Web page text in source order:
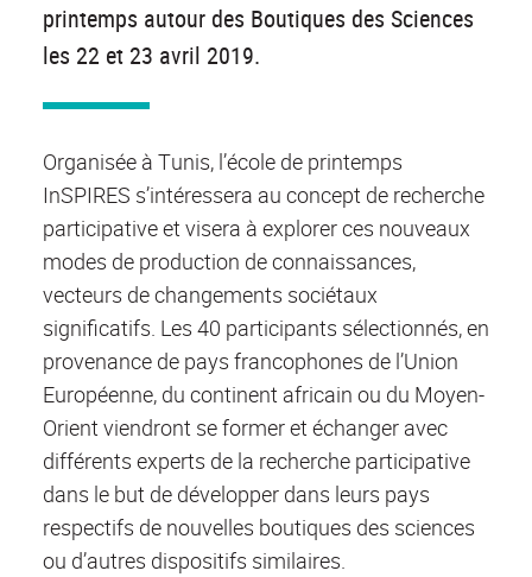
printemps autour des Boutiques des Sciences
les 22 et 23 avril 2019.
Organisée à Tunis, l’école de printemps
InSPIRES s’intéressera au concept de recherche
participative et visera à explorer ces nouveaux
modes de production de connaissances,
vecteurs de changements sociétaux
significatifs. Les 40 participants sélectionnés, en
provenance de pays francophones de l’Union
Européenne, du continent africain ou du Moyen-
Orient viendront se former et échanger avec
différents experts de la recherche participative
dans le but de développer dans leurs pays
respectifs de nouvelles boutiques des sciences
ou d’autres dispositifs similaires.